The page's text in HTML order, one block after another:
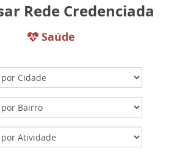
Rede Credenciada
Saúde